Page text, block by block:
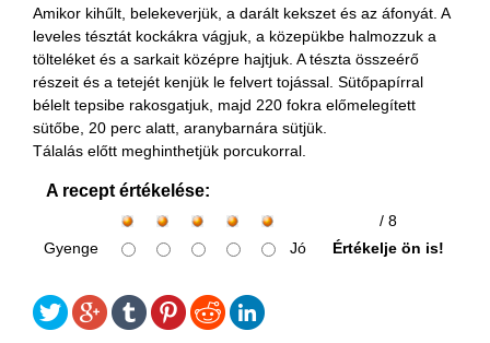
Amikor kihűlt, belekeverjük, a darált kekszet és az áfonyát. A
leveles tésztát kockákra vágjuk, a közepükbe halmozzuk a
tölteléket és a sarkait középre hajtjuk. A tészta összeérő
részeit és a tetejét kenjük le felvert tojással. Sütőpapírral
bélelt tepsibe rakosgatjuk, majd 220 fokra előmelegített
sütőbe, 20 perc alatt, aranybarnára sütjük.
Tálalás előtt meghinthetjük porcukorral.
A recept értékelése:
/ 8
Gyenge
Jó Értékelje ön is!